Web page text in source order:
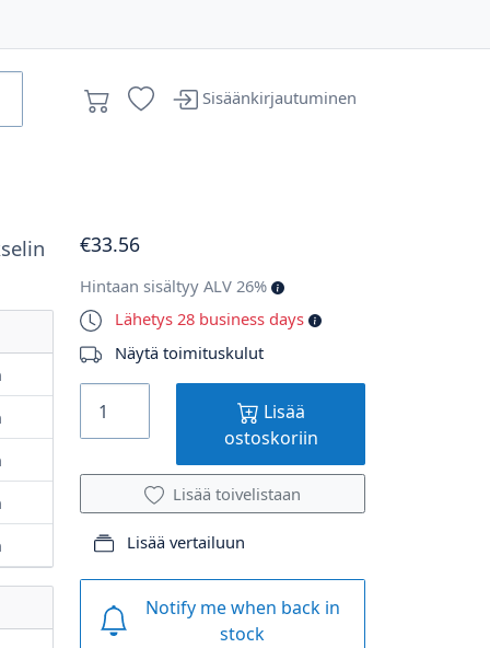
Sisäänkirjautuminen
€33.56
Hintaan sisältyy ALV 26%
Lähetys 28 business days
Näytä toimituskulut
Lisää
ostoskoriin
Lisää toivelistaan
Lisää vertailuun
Notify me when back in
stock